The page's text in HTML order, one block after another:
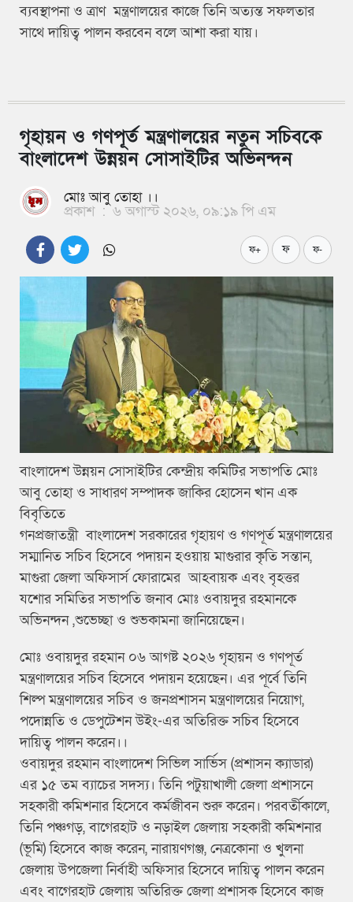
ব্যবস্থাপনা ও ত্রাণ মন্ত্রণালয়ের কাজে তিনি অত্যন্ত সফলতার
সাথে দায়িত্ব পালন করবেন বলে আশা করা যায়।
গৃহায়ন ও গণপূর্ত মন্ত্রণালয়ের নতুন সচিবকে
বাংলাদেশ উন্নয়ন সোসাইটির অভিনন্দন
মোঃ আবু তোহা ।।
প্রকাশ : ৬ অগাস্ট ২০২৬, ০৯:১৯ পি এম
ফ+ ফ ফ-
বাংলাদেশ উন্নয়ন সোসাইটির কেন্দ্রীয় কমিটির সভাপতি মোঃ
আবু তোহা ও সাধারণ সম্পাদক জাকির হোসেন খান এক
বিবৃতিতে
গনপ্রজাতন্ত্রী বাংলাদেশ সরকারের গৃহায়ণ ও গণপূর্ত মন্ত্রণালয়ের
সম্মানিত সচিব হিসেবে পদায়ন হওয়ায় মাগুরার কৃতি সন্তান,
মাগুরা জেলা অফিসার্স ফোরামের আহবায়ক এবং বৃহত্তর
যশোর সমিতির সভাপতি জনাব মোঃ ওবায়দুর রহমানকে
অভিনন্দন ,শুভেচ্ছা ও শুভকামনা জানিয়েছেন।
মোঃ ওবায়দুর রহমান ০৬ আগষ্ট ২০২৬ গৃহায়ন ও গণপূর্ত
মন্ত্রণালয়ের সচিব হিসেবে পদায়ন হয়েছেন। এর পূর্বে তিনি
শিল্প মন্ত্রণালয়ের সচিব ও জনপ্রশাসন মন্ত্রণালয়ের নিয়োগ,
পদোন্নতি ও ডেপুটেশন উইং-এর অতিরিক্ত সচিব হিসেবে
দায়িত্ব পালন করেন।।
ওবায়দুর রহমান বাংলাদেশ সিভিল সার্ভিস (প্রশাসন ক্যাডার)
এর ১৫ তম ব্যাচের সদস্য। তিনি পটুয়াখালী জেলা প্রশাসনে
সহকারী কমিশনার হিসেবে কর্মজীবন শুরু করেন। পরবর্তীকালে,
তিনি পঞ্চগড়, বাগেরহাট ও নড়াইল জেলায় সহকারী কমিশনার
(ভূমি) হিসেবে কাজ করেন, নারায়ণগঞ্জ, নেত্রকোনা ও খুলনা
জেলায় উপজেলা নির্বাহী অফিসার হিসেবে দায়িত্ব পালন করেন
এবং বাগেরহাট জেলায় অতিরিক্ত জেলা প্রশাসক হিসেবে কাজ